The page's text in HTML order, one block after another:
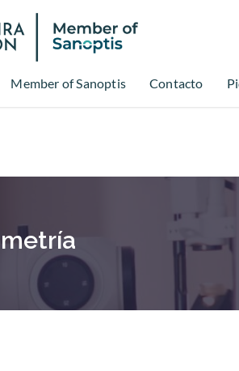
Member of Sanoptis Contacto